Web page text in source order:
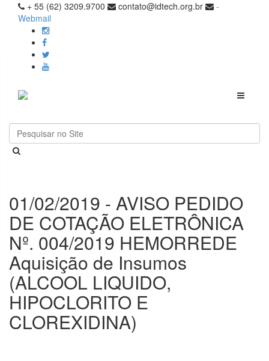
+ 55 (62) 3209.9700 contato@idtech.org.br
-
Webmail
Toggle
01/02/2019 - AVISO PEDIDO
DE COTAÇÃO ELETRÔNICA
Nº. 004/2019 HEMORREDE
Aquisição de Insumos
(ALCOOL LIQUIDO,
HIPOCLORITO E
CLOREXIDINA)